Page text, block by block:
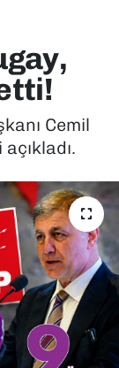
Cemil